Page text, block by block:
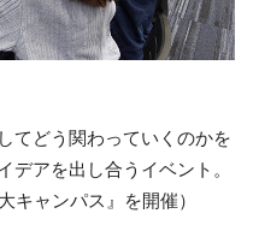
てどう関わっていくのかを
アを出し合うイベント。
キャンパス』を開催）